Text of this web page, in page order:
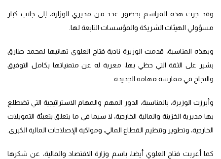
وقد جرت هذه المراسم بحضور عدد من مديري الوزارة، إلى جانب كبار
مسؤولي الهيئات الشريكة والمؤسسات التابعة لها.
وبهذه المناسبة، قدمت الوزيرة نادية فتاح العلوي تهانيها لمحمد طارق
بشير على الثقة التي حظي بها، معربة له عن متمنياتها بكامل التوفيق
والنجاح في ممارسة مهامه الجديدة.
وأبرزت الوزيرة، بالمناسبة، الدور المهم والمهام الاستراتيجية التي تضطلع
بها مديرية الخزينة والمالية الخارجية، لا سيما في ما يتعلق بتعبئة التمويلات
الخارجية، وتطوير وتنظيم القطاع المالي، ومواكبة الإصلاحات المالية الكبرى.
كما أعربت فتاح العلوي أيضا، باسم وزارة الاقتصاد والمالية، عن شكرها